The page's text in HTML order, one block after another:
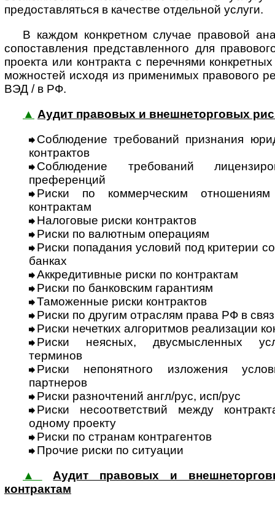
предоставляться в качестве отдельной услуги.
В каждом конкретном случае правовой
сопоставления представленного для
проекта или контракта с перечнями
мож­нос­тей исходя из применимых правового
ВЭД / в РФ.
▲ Аудит правовых и внешнеторговых
Соблюдение требований признания
контрактов
Соблюдение требований
преференций
Риски по коммерческим
контрактам
Налоговые риски контрактов
Риски по валютным операциям
Риски попадания условий под кри­терии
банках
Аккредитивные риски по контрактам
Риски по банковским гарантиям
Таможенные риски контрактов
Риски по другим отраслям права РФ в
Риски нечетких алгоритмов реали­за­ции
Риски неясных, двусмысленных
терминов
Риски непонятного изложения
партнеров
Риски разночтений англ/рус, исп/рус
Риски несоответствий между
одному проекту
Риски по странам контрагентов
Прочие риски по ситуации
▲
Аудит правовых и
контрактам